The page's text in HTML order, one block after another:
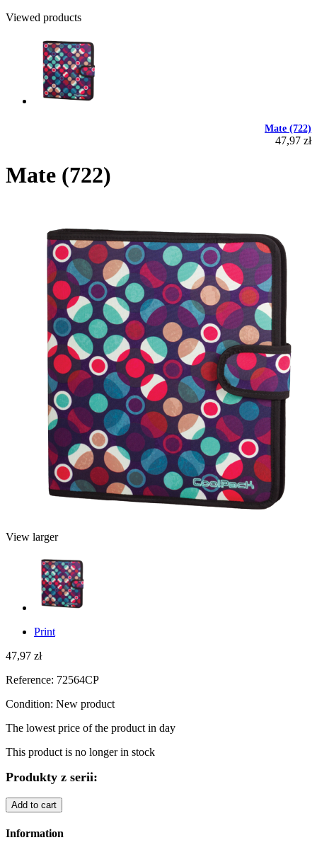
Viewed products
Mate (722)
47,97 zł
Mate (722)
View larger
Print
47,97 zł
Reference: 72564CP
Condition: New product
The lowest price of the product in day
This product is no longer in stock
Produkty z serii:
Add to cart
Information